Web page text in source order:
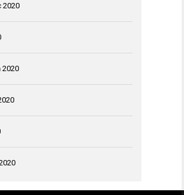
2020
2020